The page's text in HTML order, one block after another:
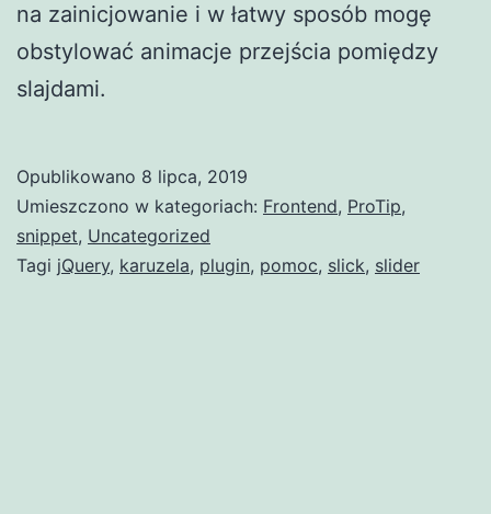
na zainicjowanie i w łatwy sposób mogę
obstylować animacje przejścia pomiędzy
slajdami.
Opublikowano 8 lipca, 2019
Umieszczono w kategoriach: Frontend, ProTip,
snippet, Uncategorized
Tagi jQuery, karuzela, plugin, pomoc, slick, slider